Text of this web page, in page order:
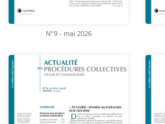
N°9 - mai 2026